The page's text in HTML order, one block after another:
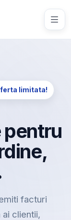
limitata!
pentru
facturi
clientii,